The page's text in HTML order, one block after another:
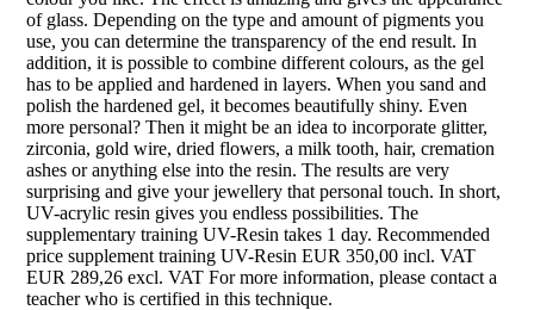
of glass. Depending on the type and amount of pigments you
use, you can determine the transparency of the end result. In
addition, it is possible to combine different colours, as the gel
has to be applied and hardened in layers. When you sand and
polish the hardened gel, it becomes beautifully shiny. Even
more personal? Then it might be an idea to incorporate glitter,
zirconia, gold wire, dried flowers, a milk tooth, hair, cremation
ashes or anything else into the resin. The results are very
surprising and give your jewellery that personal touch. In short,
UV-acrylic resin gives you endless possibilities. The
supplementary training UV-Resin takes 1 day. Recommended
price supplement training UV-Resin EUR 350,00 incl. VAT
EUR 289,26 excl. VAT For more information, please contact a
teacher who is certified in this technique.